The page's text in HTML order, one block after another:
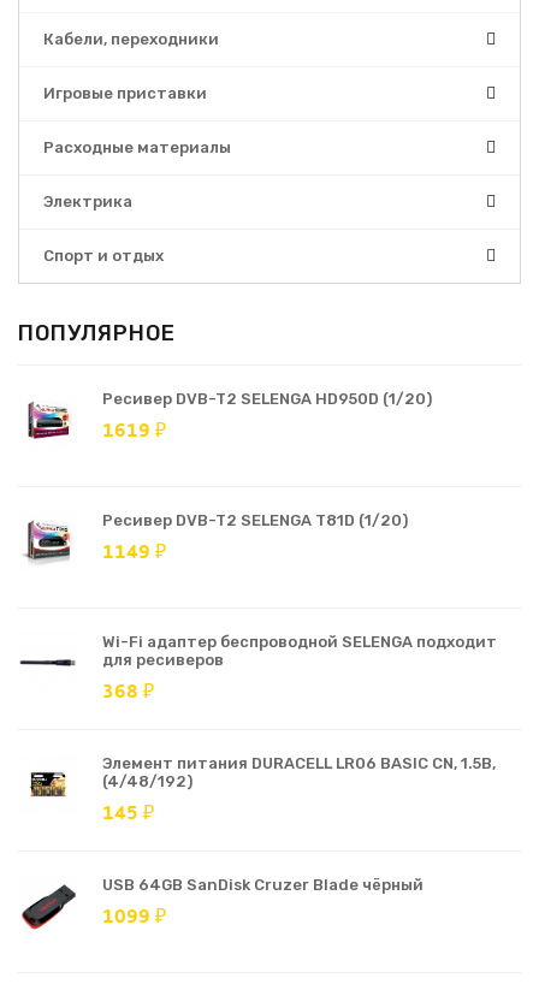
Кабели, переходники
Игровые приставки
Расходные материалы
Электрика
Спорт и отдых
ПОПУЛЯРНОЕ
Ресивер DVB-T2 SELENGA HD950D (1/20)
1619 ₽
Ресивер DVB-T2 SELENGA T81D (1/20)
1149 ₽
Wi-Fi адаптер беспроводной SELENGA подходит
для ресиверов
368 ₽
Элемент питания DURACELL LR06 BASIC CN, 1.5В,
(4/48/192)
145 ₽
USB 64GB SanDisk Cruzer Blade чёрный
1099 ₽